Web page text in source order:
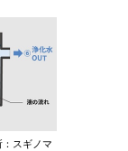
スギノマ